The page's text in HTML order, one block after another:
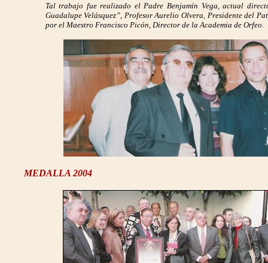
Tal trabajo fue realizado el Padre Benjamín Vega, actual
Guadalupe Velásquez”, Profesor Aurelio Olvera, Presidente del
por el Maestro Francisco Picón, Director de la Academia de Orfeo.
MEDALLA 2004